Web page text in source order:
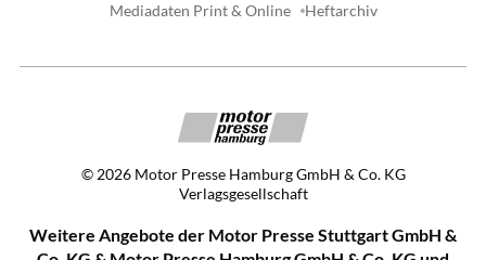
Mediadaten Print & Online Heftarchiv
© 2026 Motor Presse Hamburg GmbH & Co. KG
Verlagsgesellschaft
Weitere Angebote der Motor Presse Stuttgart GmbH &